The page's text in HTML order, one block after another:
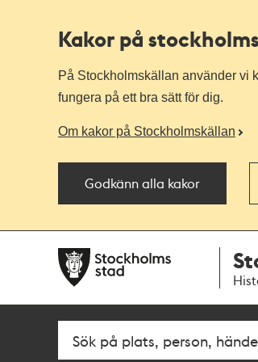
Kakor på
På Stockholmskällan använder vi
fungera på ett bra sätt för dig.
Om kakor på Stockholmskällan
Godkänn alla kakor
navigationen
huvudinnehållet
Fritextsök